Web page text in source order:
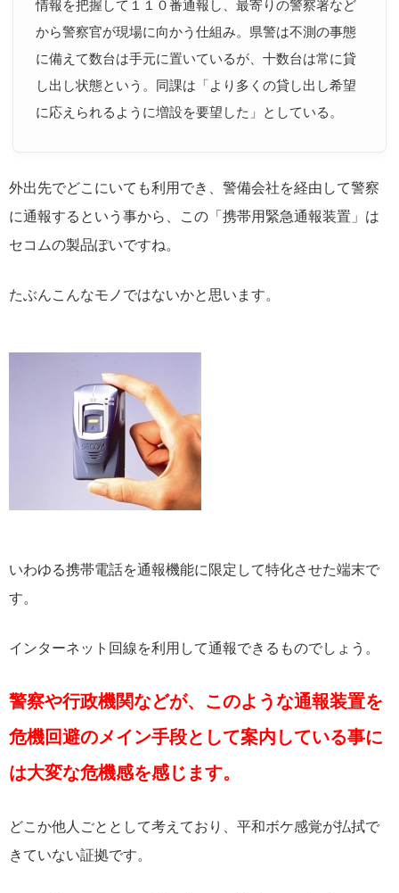
情報を把握して１１０番通報し、最寄りの警察署など
から警察官が現場に向かう仕組み。県警は不測の事態
に備えて数台は手元に置いているが、十数台は常に貸
し出し状態という。同課は「より多くの貸し出し希望
に応えられるように増設を要望した」としている。
外出先でどこにいても利用でき、警備会社を経由して警察
に通報するという事から、この「携帯用緊急通報装置」は
セコムの製品ぽいですね。
たぶんこんなモノではないかと思います。
いわゆる携帯電話を通報機能に限定して特化させた端末で
す。
インターネット回線を利用して通報できるものでしょう。
警察や行政機関などが、このような通報装置を
危機回避のメイン手段として案内している事に
は大変な危機感を感じます。
どこか他人ごととして考えており、平和ボケ感覚が払拭で
きていない証拠です。